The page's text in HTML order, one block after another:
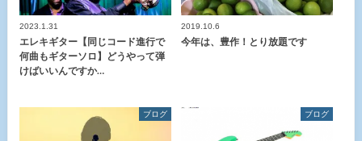
2023.1.31
エレキギター【同じコード進行で
何曲もギターソロ】どうやって弾
けばいいんですか…
2019.10.6
今年は、豊作！とり放題です
ブログ ブログ